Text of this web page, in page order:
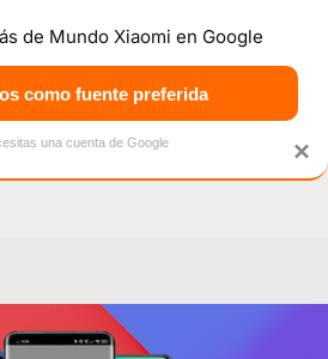
TUTORIALES OFERTAS
×
de Mundo Xiaomi en Google
como fuente preferida
una cuenta de Google